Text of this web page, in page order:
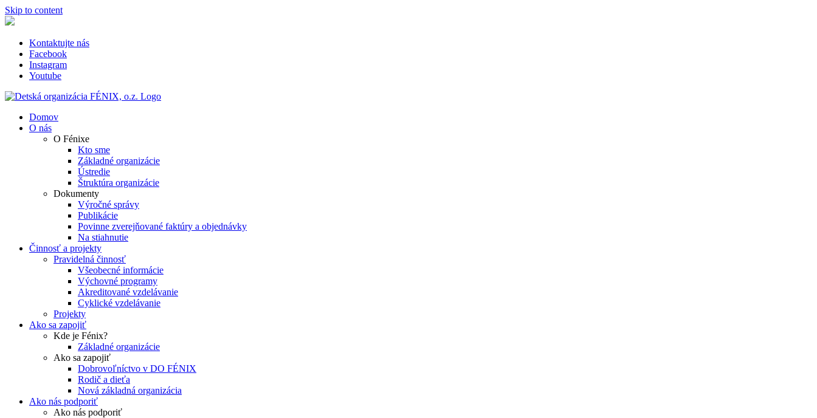
Skip to content
Kontaktujte nás
Facebook
Instagram
Youtube
Domov
O nás
O Fénixe
Kto sme
Základné organizácie
Ústredie
Štruktúra organizácie
Dokumenty
Výročné správy
Publikácie
Povinne zverejňované faktúry a objednávky
Na stiahnutie
Činnosť a projekty
Pravidelná činnosť
Všeobecné informácie
Výchovné programy
Akreditované vzdelávanie
Cyklické vzdelávanie
Projekty
Ako sa zapojiť
Kde je Fénix?
Základné organizácie
Ako sa zapojiť
Dobrovoľníctvo v DO FÉNIX
Rodič a dieťa
Nová základná organizácia
Ako nás podporiť
Ako nás podporiť